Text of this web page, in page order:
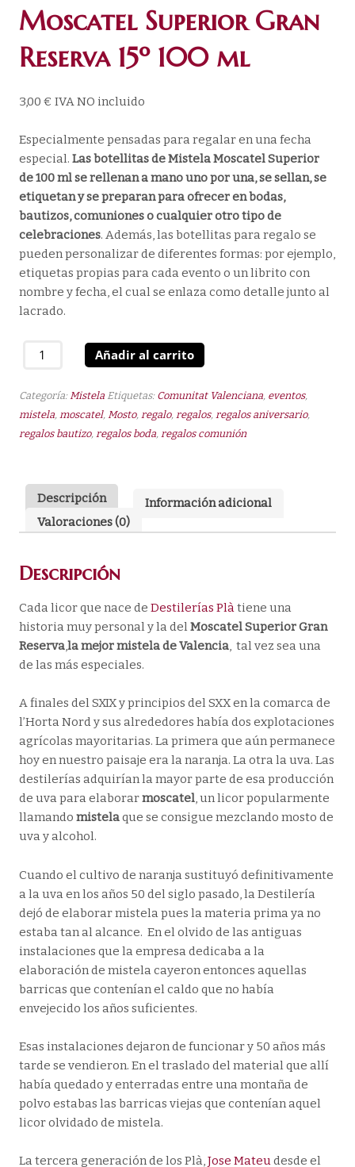
Moscatel Superior Gran
Reserva 15º 100 ml
3,00€ IVA NO incluido
Especialmente pensadas para regalar en una fecha
especial. Las botellitas de Mistela Moscatel Superior
de 100 ml se rellenan a mano uno por una, se sellan, se
etiquetan y se preparan para ofrecer en bodas,
bautizos, comuniones o cualquier otro tipo de
celebraciones. Además, las botellitas para regalo se
pueden personalizar de diferentes formas: por ejemplo,
etiquetas propias para cada evento o un librito con
nombre y fecha, el cual se enlaza como detalle junto al
lacrado.
Moscatel
Reserva
100
cantidad
Añadir al carrito
Categoría: Mistela Etiquetas: Comunitat Valenciana eventos,
mistela moscatel, Mosto, regalo, regalos, regalos aniversario,
regalos bautizo, regalos boda regalos comunión
Descripción
Información adicional
Valoraciones (0)
Descripción
Cada licor que nace deDestilerías Plàtiene una
historia muy personal y la delMoscatel Superior Gran
Reserva,la mejor mistela de Valencia, tal vez sea una
de las más especiales.
A finales del SXIX y principios del SXX en la comarca de
l’Horta Nord y sus alrededores había dos explotaciones
agrícolas mayoritarias. La primera que aún permanece
hoy en nuestro paisaje era la naranja. La otra la uva. Las
destilerías adquirían la mayor parte de esa producción
de uva para elaborarmoscatel, un licor popularmente
llamandomistelaque se consigue mezclando mosto de
uva y alcohol.
Cuando el cultivo de naranja sustituyó definitivamente
a la uva en los años 50 del siglo pasado, la Destilería
dejó de elaborar mistela pues la materia prima ya no
estaba tan al alcance. En el olvido de las antiguas
instalaciones que la empresa dedicaba a la
elaboración de mistela cayeron entonces aquellas
barricas que contenían el caldo que no había
envejecido los años suficientes.
Esas instalaciones dejaron de funcionar y 50 años más
tarde se vendieron. En el traslado del material que allí
había quedado y enterradas entre una montaña de
polvo estabas las barricas viejas que contenían aquel
licor olvidado de mistela.
La tercera generación de los Plà,Jose Mateudesde el